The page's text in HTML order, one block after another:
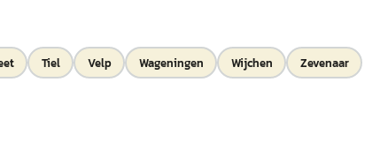
Tiel Velp Wageningen Wijchen
Zevenaar